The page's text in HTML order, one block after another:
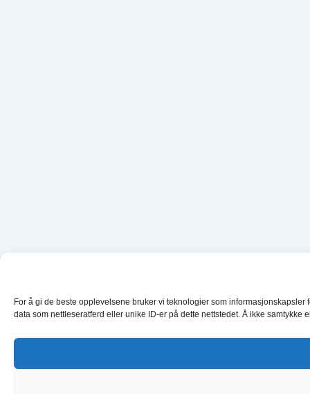
For å gi de beste opplevelsene bruker vi teknologier som
data som nettleseratferd eller unike ID-er på dette nettstedet. Å ikke